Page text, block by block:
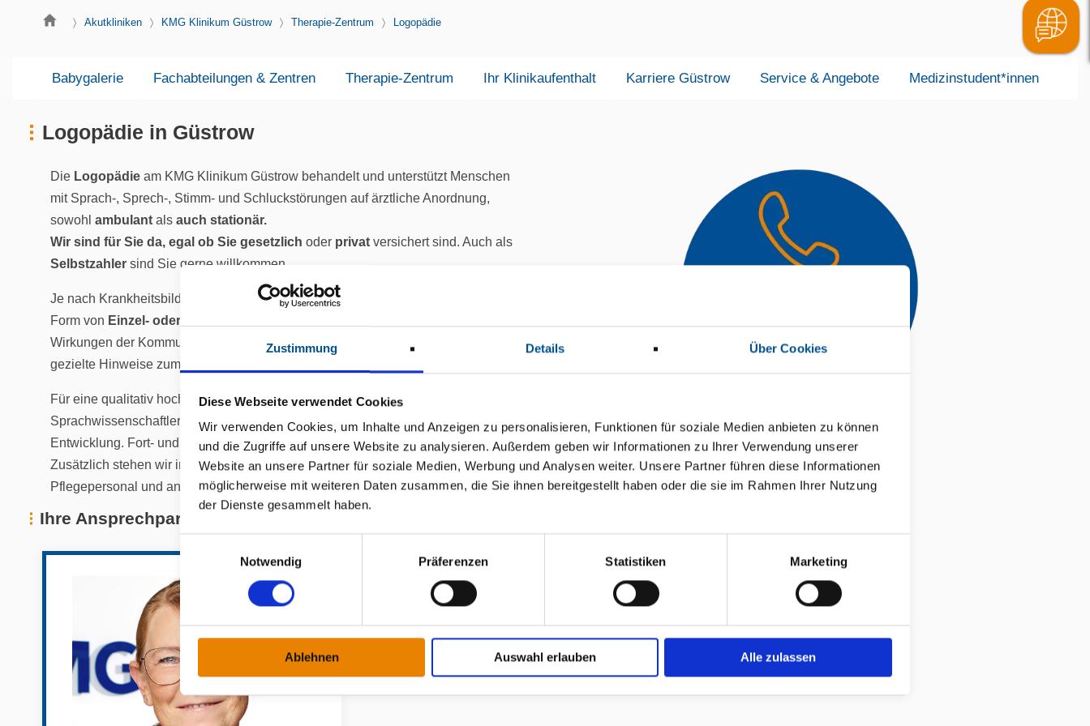
Zustimmung Details Über Cookies
Diese Webseite verwendet Cookies
Wir verwenden Cookies, um Inhalte und Anzeigen zu personalisieren, Funktionen für soziale Medien anbieten zu können
und die Zugriffe auf unsere Website zu analysieren. Außerdem geben wir Informationen zu Ihrer Verwendung unserer
Website an unsere Partner für soziale Medien, Werbung und Analysen weiter. Unsere Partner führen diese Informationen
möglicherweise mit weiteren Daten zusammen, die Sie ihnen bereitgestellt haben oder die sie im Rahmen Ihrer Nutzung
der Dienste gesammelt haben.
n
w
i
l
i
g
Notwendig Präferenzen Statistiken Marketing
Ablehnen Auswahl erlauben Alle zulassen
Akutkliniken KMG Klinikum Güstrow Therapie-Zentrum Logopädie
Babygalerie Fachabteilungen & Zentren Therapie-Zentrum Ihr Klinikaufenthalt Karriere Güstrow Service & Angebote Medizinstudent*innen
Logopädie in Güstrow
Die Logopädie am KMG Klinikum Güstrow behandelt und unterstützt Menschen
mit Sprach-, Sprech-, Stimm- und Schluckstörungen auf ärztliche Anordnung,
sowohl ambulant als auch stationär.
Wir sind für Sie da, egal ob Sie gesetzlich oder privat versichert sind. Auch als
Selbstzahler sind Sie gerne willkommen.
Je nach Krankheitsbild bieten wir Ihnen verschiedene Behandlungsverfahren in
Form von Einzel- oder Gruppentherapien
Wirkungen der Kommunikations- und Schluckstörungen auf und geben Ihnen
gezielte Hinweise zum verbessertem Umgang im Alltag.
Für eine qualitativ hochwertige Therapie sind unsere Logopädinnen und Diplom-
Sprachwissenschaftlerinnen stets auf dem aktuellen Stand der therapeutischen
Entwicklung. Fort- und Weiterbildungen verstehen wir als Selbstverständlichkeit.
Zusätzlich stehen wir im engen Austausch mit unseren Ärzt*innen, dem
Pflegepersonal und anderen Therapeut*innen.
Ihre Ansprechpartner*innen